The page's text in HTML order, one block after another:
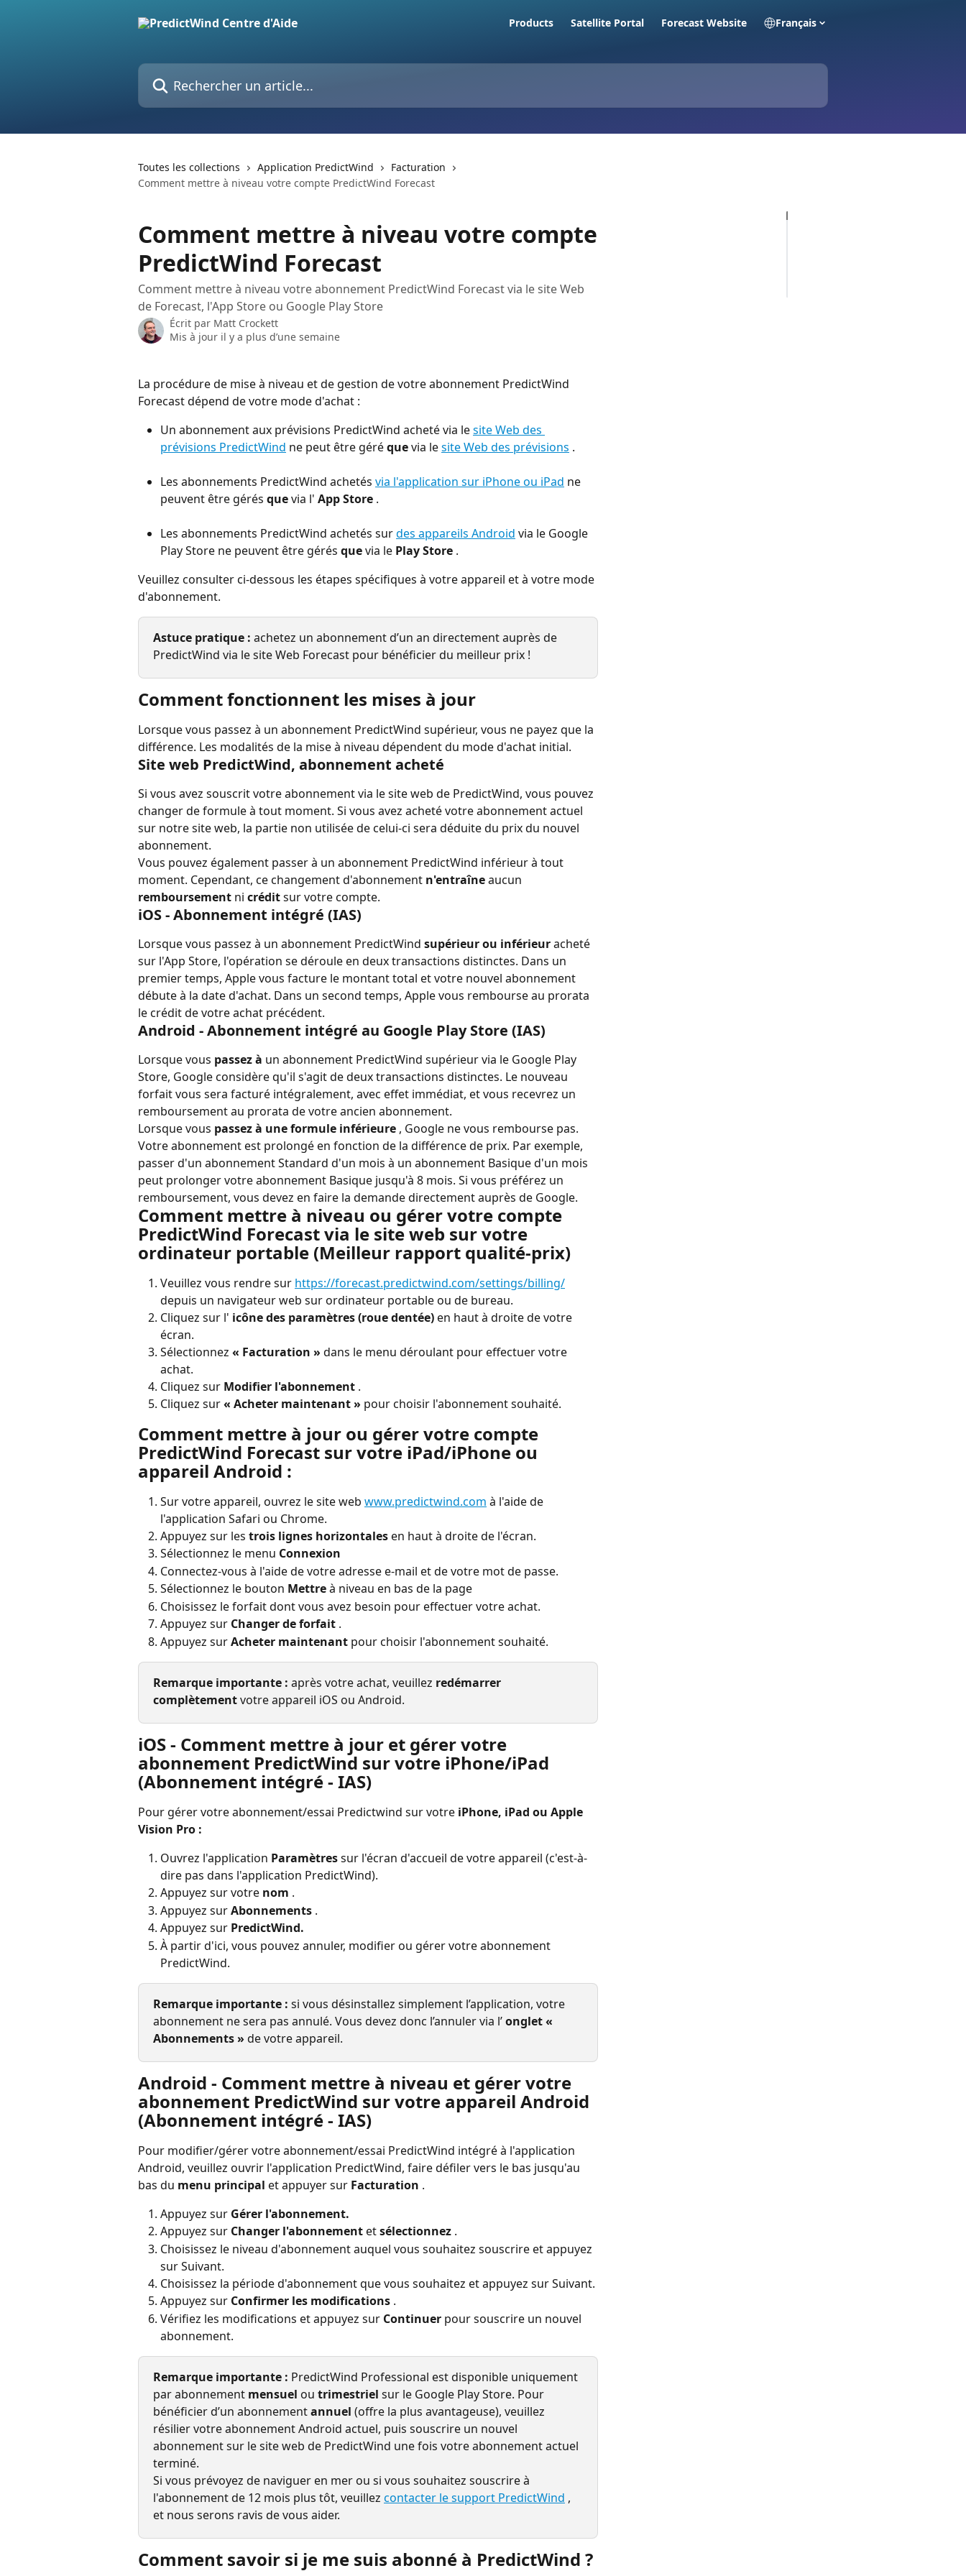
Products Satellite Portal Forecast Website Français
Rechercher un article...
Toutes les collections Application PredictWind
Facturation
Comment mettre à niveau votre compte PredictWind Forecast
Comment mettre à niveau votre compte
PredictWind Forecast
Comment mettre à niveau votre abonnement PredictWind Forecast via le site Web
de Forecast, l'App Store ou Google Play Store
Écrit par Matt Crockett
Mis à jour il y a plus d’une semaine
La procédure de mise à niveau et de gestion de votre abonnement PredictWind
Forecast dépend de votre mode d'achat :
Un abonnement aux prévisions PredictWind acheté via le site Web des
prévisions PredictWind ne peut être géré que via le site Web des prévisions .
Les abonnements PredictWind achetés via l'application sur iPhone ou iPad ne
peuvent être gérés que via l' App Store .
Les abonnements PredictWind achetés sur des appareils Android via le Google
Play Store ne peuvent être gérés que via le Play Store .
Veuillez consulter ci-dessous les étapes spécifiques à votre appareil et à votre mode
d'abonnement.
Astuce pratique : achetez un abonnement d’un an directement auprès de
PredictWind via le site Web Forecast pour bénéficier du meilleur prix !
Comment fonctionnent les mises à jour
Lorsque vous passez à un abonnement PredictWind supérieur, vous ne payez que la
différence. Les modalités de la mise à niveau dépendent du mode d'achat initial.
Site web PredictWind, abonnement acheté
Si vous avez souscrit votre abonnement via le site web de PredictWind, vous pouvez
changer de formule à tout moment. Si vous avez acheté votre abonnement actuel
sur notre site web, la partie non utilisée de celui-ci sera déduite du prix du nouvel
abonnement.
Vous pouvez également passer à un abonnement PredictWind inférieur à tout
moment. Cependant, ce changement d'abonnement n'entraîne aucun
remboursement ni crédit sur votre compte.
iOS - Abonnement intégré (IAS)
Lorsque vous passez à un abonnement PredictWind supérieur ou inférieur acheté
sur l'App Store, l'opération se déroule en deux transactions distinctes. Dans un
premier temps, Apple vous facture le montant total et votre nouvel abonnement
débute à la date d'achat. Dans un second temps, Apple vous rembourse au prorata
le crédit de votre achat précédent.
Android - Abonnement intégré au Google Play Store (IAS)
Lorsque vous passez à un abonnement PredictWind supérieur via le Google Play
Store, Google considère qu'il s'agit de deux transactions distinctes. Le nouveau
forfait vous sera facturé intégralement, avec effet immédiat, et vous recevrez un
remboursement au prorata de votre ancien abonnement.
Lorsque vous passez à une formule inférieure , Google ne vous rembourse pas.
Votre abonnement est prolongé en fonction de la différence de prix. Par exemple,
passer d'un abonnement Standard d'un mois à un abonnement Basique d'un mois
peut prolonger votre abonnement Basique jusqu'à 8 mois. Si vous préférez un
remboursement, vous devez en faire la demande directement auprès de Google.
Comment mettre à niveau ou gérer votre compte
PredictWind Forecast via le site web sur votre
ordinateur portable (Meilleur rapport qualité-prix)
Veuillez vous rendre sur https://forecast.predictwind.com/settings/billing/
depuis un navigateur web sur ordinateur portable ou de bureau.
Cliquez sur l' icône des paramètres (roue dentée) en haut à droite de votre
écran.
Sélectionnez « Facturation » dans le menu déroulant pour effectuer votre
achat.
Cliquez sur Modifier l'abonnement .
Cliquez sur « Acheter maintenant » pour choisir l'abonnement souhaité.
Comment mettre à jour ou gérer votre compte
PredictWind Forecast sur votre iPad/iPhone ou
appareil Android :
Sur votre appareil, ouvrez le site web www.predictwind.com à l'aide de
l'application Safari ou Chrome.
Appuyez sur les trois lignes horizontales en haut à droite de l'écran.
Sélectionnez le menu Connexion
Connectez-vous à l'aide de votre adresse e-mail et de votre mot de passe.
Sélectionnez le bouton Mettre à niveau en bas de la page
Choisissez le forfait dont vous avez besoin pour effectuer votre achat.
Appuyez sur Changer de forfait .
Appuyez sur Acheter maintenant pour choisir l'abonnement souhaité.
Remarque importante : après votre achat, veuillez redémarrer
complètement votre appareil iOS ou Android.
iOS - Comment mettre à jour et gérer votre
abonnement PredictWind sur votre iPhone/iPad
(Abonnement intégré - IAS)
Pour gérer votre abonnement/essai Predictwind sur votre iPhone, iPad ou Apple
Vision Pro :
Ouvrez l'application Paramètres sur l'écran d'accueil de votre appareil (c'est-à-
dire pas dans l'application PredictWind).
Appuyez sur votre nom .
Appuyez sur Abonnements .
Appuyez sur PredictWind.
À partir d'ici, vous pouvez annuler, modifier ou gérer votre abonnement
PredictWind.
Remarque importante : si vous désinstallez simplement l’application, votre
abonnement ne sera pas annulé. Vous devez donc l’annuler via l’ onglet «
Abonnements » de votre appareil.
Android - Comment mettre à niveau et gérer votre
abonnement PredictWind sur votre appareil Android
(Abonnement intégré - IAS)
Pour modifier/gérer votre abonnement/essai PredictWind intégré à l'application
Android, veuillez ouvrir l'application PredictWind, faire défiler vers le bas jusqu'au
bas du menu principal et appuyer sur Facturation .
Appuyez sur Gérer l'abonnement.
Appuyez sur Changer l'abonnement et sélectionnez .
Choisissez le niveau d'abonnement auquel vous souhaitez souscrire et appuyez
sur Suivant.
Choisissez la période d'abonnement que vous souhaitez et appuyez sur Suivant.
Appuyez sur Confirmer les modifications .
Vérifiez les modifications et appuyez sur Continuer pour souscrire un nouvel
abonnement.
Remarque importante : PredictWind Professional est disponible uniquement
par abonnement mensuel ou trimestriel sur le Google Play Store. Pour
bénéficier d’un abonnement annuel (offre la plus avantageuse), veuillez
résilier votre abonnement Android actuel, puis souscrire un nouvel
abonnement sur le site web de PredictWind une fois votre abonnement actuel
terminé.
Si vous prévoyez de naviguer en mer ou si vous souhaitez souscrire à
l'abonnement de 12 mois plus tôt, veuillez contacter le support PredictWind ,
et nous serons ravis de vous aider.
Comment savoir si je me suis abonné à PredictWind ?